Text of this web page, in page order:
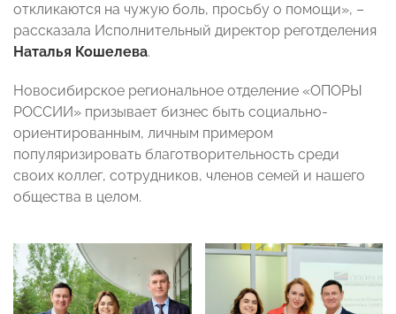
откликаются на чужую боль, просьбу о помощи», –
рассказала Исполнительный директор реготделения
Наталья Кошелева.
Новосибирское региональное отделение «ОПОРЫ
РОССИИ» призывает бизнес быть социально-
ориентированным, личным примером
популяризировать благотворительность среди
своих коллег, сотрудников, членов семей и нашего
общества в целом.